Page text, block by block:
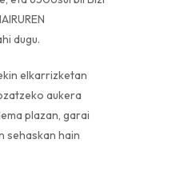
dugu.
elkarrizketan
aukera
plazan, garai
sehaskan hain